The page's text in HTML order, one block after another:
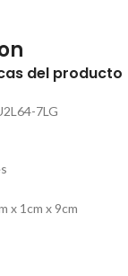
del producto
7LG
x 1cm x 9cm